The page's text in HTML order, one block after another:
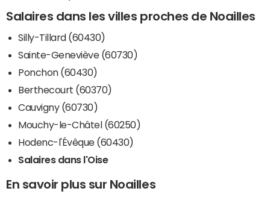
Salaires dans les villes proches de Noailles
Silly-Tillard (60430)
Sainte-Geneviève (60730)
Ponchon (60430)
Berthecourt (60370)
Cauvigny (60730)
Mouchy-le-Châtel (60250)
Hodenc-l'Évêque (60430)
Salaires dans l'Oise
En savoir plus sur Noailles